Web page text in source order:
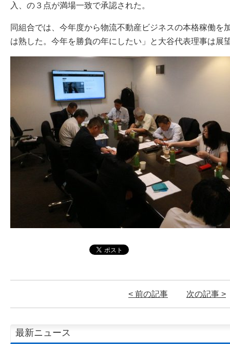
入、の３点が満場一致で承認された。
同組合では、今年度から物流不動産ビジネスの本格稼働を
は熟した。今年を勝負の年にしたい」と大谷代表理事は展
< 前の記事 次の記事 >
最新ニュース